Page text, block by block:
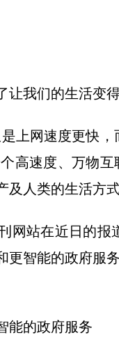
我们的生活变
网速度更快，
高速度、万物
及人类的生活方
站在近日的报
更智能的政府服
的政府服务